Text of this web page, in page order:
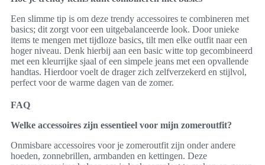
Een slimme tip is om deze trendy accessoires te combineren met
basics; dit zorgt voor een uitgebalanceerde look. Door unieke
items te mengen met tijdloze basics, tilt men elke outfit naar een
hoger niveau. Denk hierbij aan een basic witte top gecombineerd
met een kleurrijke sjaal of een simpele jeans met een opvallende
handtas. Hierdoor voelt de drager zich zelfverzekerd en stijlvol,
perfect voor de warme dagen van de zomer.
FAQ
Welke accessoires zijn essentieel voor mijn zomeroutfit?
Onmisbare accessoires voor je zomeroutfit zijn onder andere
hoeden, zonnebrillen, armbanden en kettingen. Deze